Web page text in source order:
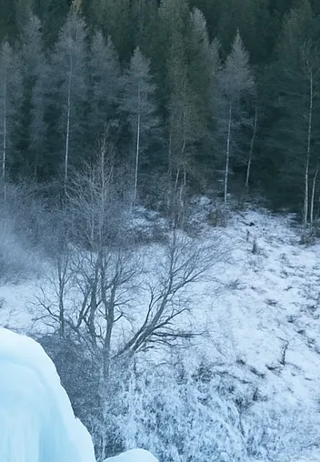
Vinschgau
Bergwelt und Naturerlebnis
zählt zu den eindrucksvollsten